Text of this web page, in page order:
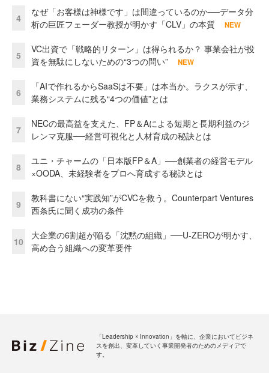
4
なぜ「お客様は神様です」は間違っているのか──データ分
析の巨匠フェーダー教授が明かす「CLV」の本質
NEW
5
VC出資で「戦略的リターン」は得られるか？ 事業会社が投
資を無駄にしないための“3つの問い”
NEW
6
「AIで作れるからSaaSは不要」は本当か。ラクスが示す、
業務システムに残る“4つの価値”とは
7
NECの最高益を支えた、FP＆Aによる短期と長期利益のジ
レンマ克服──経営可視化と人材育成の秘訣とは
8
ユニ・チャームの「日本版FP＆A」──創業者の経営モデル
×OODA、未経験者をプロへ育成する秘訣とは
9
教科書にない“実践知”がCVCを救う。Counterpart Ventures
西条氏に聞く成功の条件
10
大企業の6割超が陥る「沈黙の組織」──U-ZEROが明かす、
高め合う組織への変革要件
「Leadership ☓ Innovation」を軸に、企業においてビジネ
スを創出、変革していく事業開発者のためのメディアで
す。